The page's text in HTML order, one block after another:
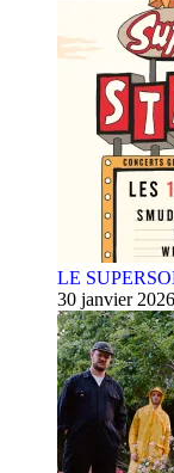
LE
30 janvier 2026